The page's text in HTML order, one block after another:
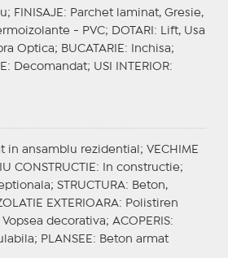
FINISAJE : Parchet laminat, Gresie,
- PVC;
DOTARI : Lift, Usa
Optica; BUCATARIE : Inchisa;
: Decomandat; USI INTERIOR:
in ansamblu rezidential; VECHIME
CONSTRUCTIE : In constructie;
STRUCTURA: Beton,
EXTERIOARA: Polistiren
Vopsea decorativa; ACOPERIS:
PLANSEE : Beton armat